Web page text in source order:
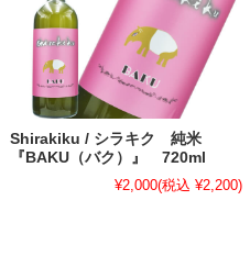
Shirakiku / シラキク 純米
『BAKU（バク）』 720ml
¥2,000(税込 ¥2,200)